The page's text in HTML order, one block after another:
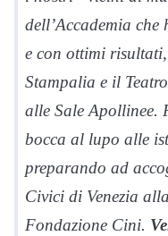
dell’Accademia
e con ottimi
Stampalia e il
alle Sale Apollinee.
bocca al lupo alle
preparando ad
Civici di Venezia
Fondazione Cini.